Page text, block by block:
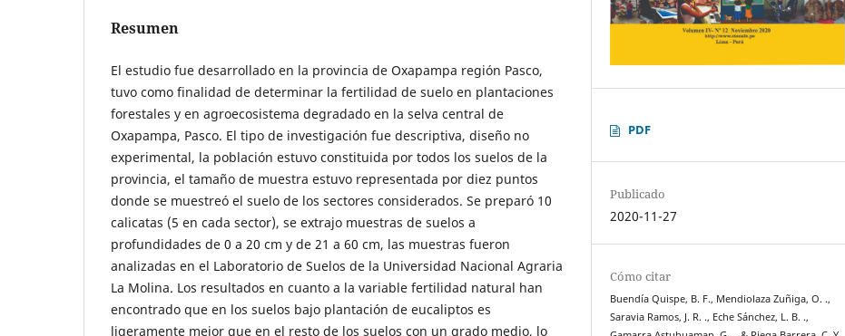
Resumen
El estudio fue desarrollado en la provincia de Oxapampa región Pasco,
tuvo como finalidad de determinar la fertilidad de suelo en plantaciones
forestales y en agroecosistema degradado en la selva central de
Oxapampa, Pasco. El tipo de investigación fue descriptiva, diseño no
experimental, la población estuvo constituida por todos los suelos de la
provincia, el tamaño de muestra estuvo representada por diez puntos
donde se muestreó el suelo de los sectores considerados. Se preparó 10
calicatas (5 en cada sector), se extrajo muestras de suelos a
profundidades de 0 a 20 cm y de 21 a 60 cm, las muestras fueron
analizadas en el Laboratorio de Suelos de la Universidad Nacional Agraria
La Molina. Los resultados en cuanto a la variable fertilidad natural han
encontrado que en los suelos bajo plantación de eucaliptos es
ligeramente mejor que en el resto de los suelos con un grado medio, lo
PDF
Publicado
2020-11-27
Cómo citar
Buendía Quispe, B. F., Mendiolaza Zuñiga, O. .,
Saravia Ramos, J. R. ., Eche Sánchez, L. B. .,